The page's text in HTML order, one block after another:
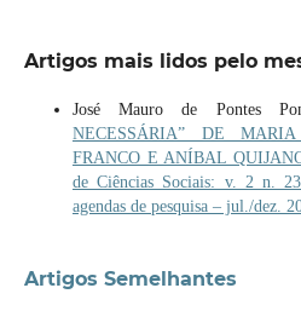
Artigos mais lidos pelo
José Mauro de Pontes
NECESSÁRIA” DE
FRANCO E ANÍBAL
de Ciências Sociais: v. 2 n.
agendas de pesquisa – jul./dez.
Artigos Semelhantes